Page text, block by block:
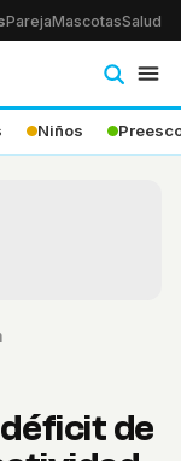
ParejaMascotasSalud
Niños
de